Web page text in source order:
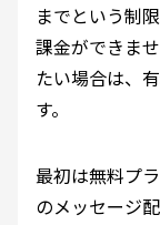
までという制
課金ができま
たい場合は、
す。
最初は無料プ
のメッセージ